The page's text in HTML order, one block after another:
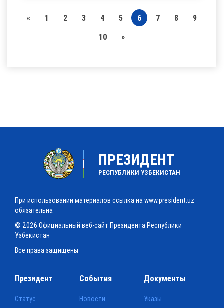
« 1 2 3 4 5 6 7 8
9
10
»
ПРЕЗИДЕНТ
РЕСПУБЛИКИ УЗБЕКИСТАН
При использовании материалов ссылка на www.president.uz
обязательна
© 2026 Официальный веб-сайт Президента Республики
Узбекистан
Все права защищены
Президент
Статус
События
Новости
Документы
Указы